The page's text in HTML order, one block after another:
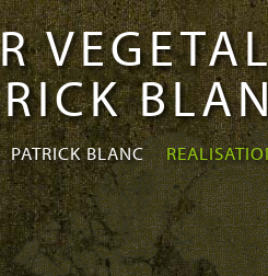
PATRICK BLANC